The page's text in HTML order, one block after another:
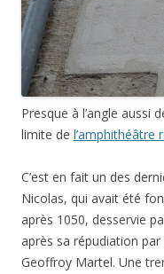
Presque à l’angle aussi
limite de l’amphithéâtre
C’est en fait un des
Nicolas, qui avait été
après 1050, desservie
après sa répudiation
Geoffroy Martel. Une